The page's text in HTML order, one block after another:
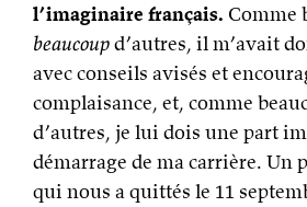
l’imaginaire français. Comme
beaucoupd’autres, il m’avait
avec conseils avisés et
complaisance, et, comme
d’autres, je lui dois une part
démarrage de ma carrière.
qui nous a quittés le 11